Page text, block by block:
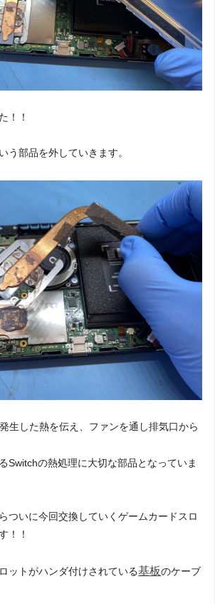
！！
う部品を外していきます。
生した熱を伝え、 ファンを通し排気口から
Switchの熱処理に大切な部品となっていま
ついに今回交換していくゲームカードスロ
！！
ットがハンダ付けされている基板のケーブ